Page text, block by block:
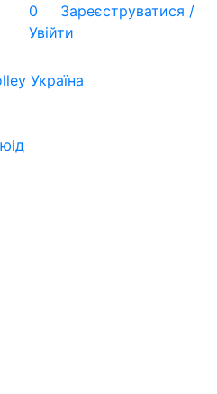
0
Зареєструватися /
Увійти